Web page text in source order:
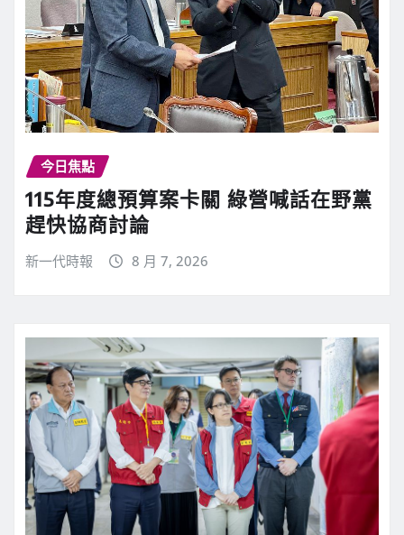
今日焦點
115年度總預算案卡關 綠營喊話在野黨
趕快協商討論
新一代時報 8 月 7, 2026